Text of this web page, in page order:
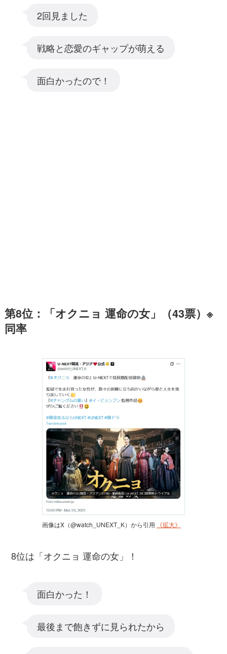
2回見ました
戦略と恋愛のギャップが萌える
面白かったので！
第8位：「オクニョ 運命の女」（43票）※
同率
画像はX（@watch_UNEXT_K）から引用 《拡大》
8位は「オクニョ 運命の女」！
面白かった！
最後まで飽きずに見られたから